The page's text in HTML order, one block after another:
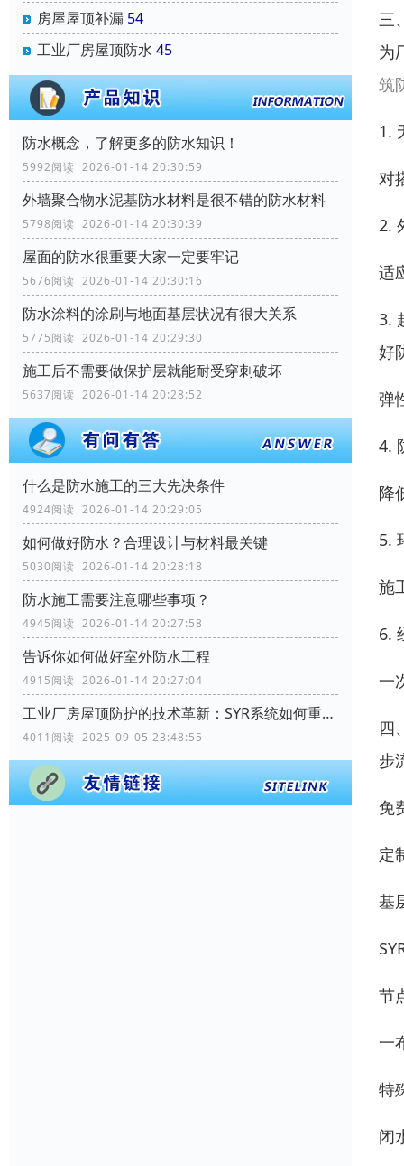
房屋屋顶补漏 54
工业厂房屋顶防水 45
防水概念，了解更多的防水知识！
5992阅读 2026-01-14 20:30:59
外墙聚合物水泥基防水材料是很不错的防水材料
5798阅读 2026-01-14 20:30:39
屋面的防水很重要大家一定要牢记
5676阅读 2026-01-14 20:30:16
防水涂料的涂刷与地面基层状况有很大关系
5775阅读 2026-01-14 20:29:30
施工后不需要做保护层就能耐受穿刺破坏
5637阅读 2026-01-14 20:28:52
什么是防水施工的三大先决条件
4924阅读 2026-01-14 20:29:05
如何做好防水？合理设计与材料最关键
5030阅读 2026-01-14 20:28:18
防水施工需要注意哪些事项？
4945阅读 2026-01-14 20:27:58
告诉你如何做好室外防水工程
4915阅读 2026-01-14 20:27:04
工业厂房屋顶防护的技术革新：SYR系统如何重塑行业标准
4011阅读 2025-09-05 23:48:55
三
为
筑
1.
对
2.
适
3.
好
弹
4.
降
5.
施
6.
一
四
步
免
定
基
节
一
特
闭